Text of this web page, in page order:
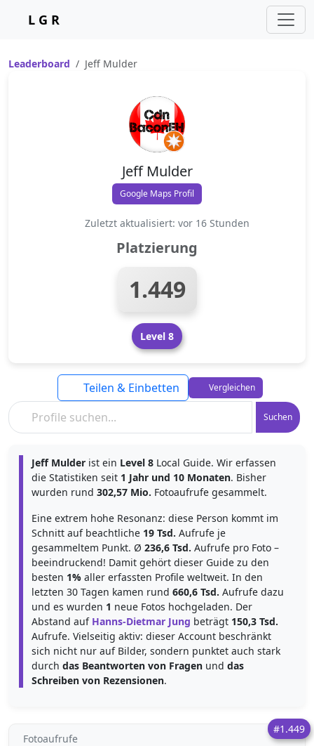
L G R
Leaderboard Jeff Mulder
Jeff Mulder
Google Maps Profil
Zuletzt aktualisiert: vor 16 Stunden
Platzierung
1.449
Level 8
Suchen
Teilen & Einbetten Vergleichen
Jeff Mulder ist ein Level 8 Local Guide. Wir erfassen
die Statistiken seit 1 Jahr und 10 Monaten. Bisher
wurden rund 302,57 Mio. Fotoaufrufe gesammelt.
Eine extrem hohe Resonanz: diese Person kommt im
Schnitt auf beachtliche 19 Tsd. Aufrufe je
gesammeltem Punkt. Ø 236,6 Tsd. Aufrufe pro Foto –
beeindruckend! Damit gehört dieser Guide zu den
besten 1% aller erfassten Profile weltweit. In den
letzten 30 Tagen kamen rund 660,6 Tsd. Aufrufe dazu
und es wurden 1 neue Fotos hochgeladen. Der
Abstand auf Hanns-Dietmar Jung beträgt 150,3 Tsd.
Aufrufe. Vielseitig aktiv: dieser Account beschränkt
sich nicht nur auf Bilder, sondern punktet auch stark
durch das Beantworten von Fragen und das
Schreiben von Rezensionen.
#1.449
Fotoaufrufe